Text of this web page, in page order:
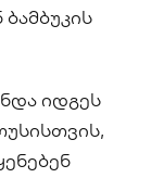
იდგეს